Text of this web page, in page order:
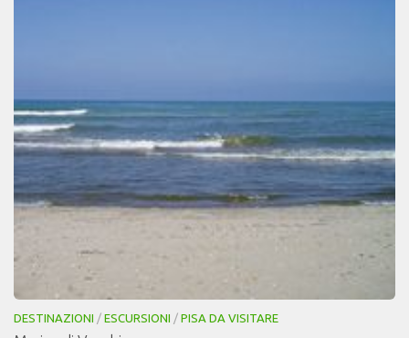
DESTINAZIONI / ESCURSIONI / PISA DA VISITARE